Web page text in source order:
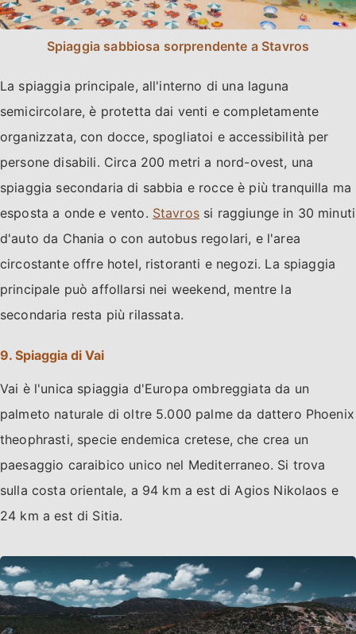
Spiaggia sabbiosa sorprendente a Stavros
La spiaggia principale, all'interno di una laguna
semicircolare, è protetta dai venti e completamente
organizzata, con docce, spogliatoi e accessibilità per
persone disabili. Circa 200 metri a nord-ovest, una
spiaggia secondaria di sabbia e rocce è più tranquilla ma
esposta a onde e vento. Stavrossi raggiunge in 30 minuti
d'auto da Chania o con autobus regolari, e l'area
circostante offre hotel, ristoranti e negozi. La spiaggia
principale può affollarsi nei weekend, mentre la
secondaria resta più rilassata.
9. Spiaggia di Vai
Vai è l'unica spiaggia d'Europa ombreggiata da un
palmeto naturale di oltre 5.000 palme da dattero Phoenix
theophrasti, specie endemica cretese, che crea un
paesaggio caraibico unico nel Mediterraneo. Si trova
sulla costa orientale, a 94 km a est di Agios Nikolaos e
24 km a est di Sitia.